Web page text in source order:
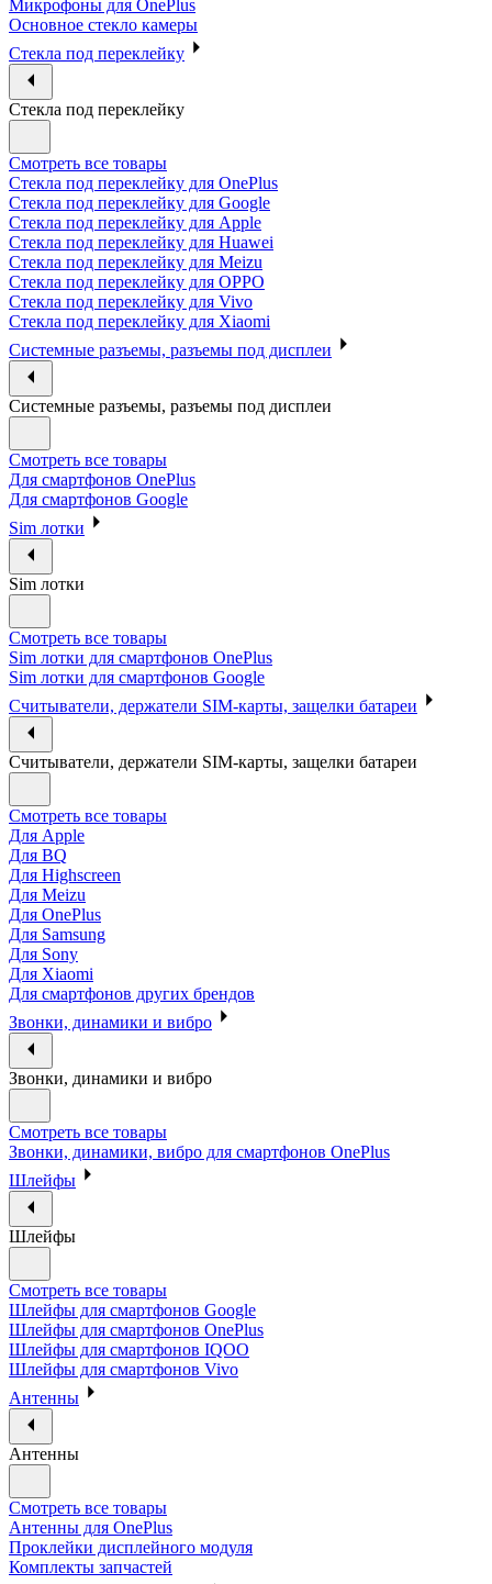
Микрофоны для OnePlus
Основное стекло камеры
Стекла под переклейку
Стекла под переклейку
Смотреть все товары
Стекла под переклейку для OnePlus
Стекла под переклейку для Google
Стекла под переклейку для Apple
Стекла под переклейку для Huawei
Стекла под переклейку для Meizu
Стекла под переклейку для OPPO
Стекла под переклейку для Vivo
Стекла под переклейку для Xiaomi
Системные разъемы, разъемы под дисплеи
Системные разъемы, разъемы под дисплеи
Смотреть все товары
Для смартфонов OnePlus
Для смартфонов Google
Sim лотки
Sim лотки
Смотреть все товары
Sim лотки для смартфонов OnePlus
Sim лотки для смартфонов Google
Считыватели, держатели SIM-карты, защелки батареи
Считыватели, держатели SIM-карты, защелки батареи
Смотреть все товары
Для Apple
Для BQ
Для Highscreen
Для Meizu
Для OnePlus
Для Samsung
Для Sony
Для Xiaomi
Для смартфонов других брендов
Звонки, динамики и вибро
Звонки, динамики и вибро
Смотреть все товары
Звонки, динамики, вибро для смартфонов OnePlus
Шлейфы
Шлейфы
Смотреть все товары
Шлейфы для смартфонов Google
Шлейфы для смартфонов OnePlus
Шлейфы для смартфонов IQOO
Шлейфы для смартфонов Vivo
Антенны
Антенны
Смотреть все товары
Антенны для OnePlus
Проклейки дисплейного модуля
Комплекты запчастей